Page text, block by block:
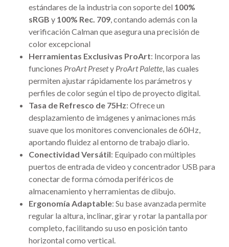
estándares de la industria con soporte del 100%
sRGB y 100% Rec. 709, contando además con la
verificación Calman que asegura una precisión de
color excepcional
Herramientas Exclusivas ProArt: Incorpora las
funciones ProArt Presety ProArt Palette, las cuales
permiten ajustar rápidamente los parámetros y
perfiles de color según el tipo de proyecto digital.
Tasa de Refresco de 75Hz: Ofrece un
desplazamiento de imágenes y animaciones más
suave que los monitores convencionales de 60Hz,
aportando fluidez al entorno de trabajo diario.
Conectividad Versátil: Equipado con múltiples
puertos de entrada de video y concentrador USB para
conectar de forma cómoda periféricos de
almacenamiento y herramientas de dibujo.
Ergonomía Adaptable: Su base avanzada permite
regular la altura, inclinar, girar y rotar la pantalla por
completo, facilitando su uso en posición tanto
horizontal como vertical.